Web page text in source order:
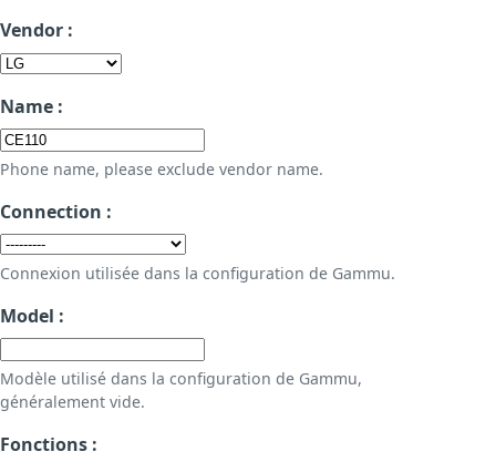
Vendor :
Name :
Phone name, please exclude vendor name.
Connection :
Connexion utilisée dans la configuration de Gammu.
Model :
Modèle utilisé dans la configuration de Gammu,
généralement vide.
Fonctions :